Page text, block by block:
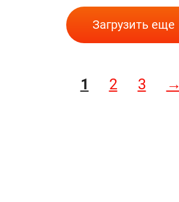
Загрузить еще
1 2 3 →